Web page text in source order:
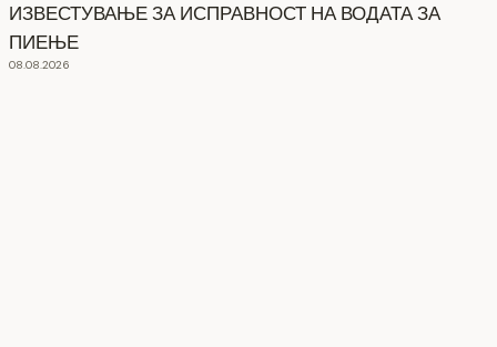
ИЗВЕСТУВАЊЕ ЗА ИСПРАВНОСТ НА ВОДАТА ЗА
ПИЕЊЕ
08.08.2026